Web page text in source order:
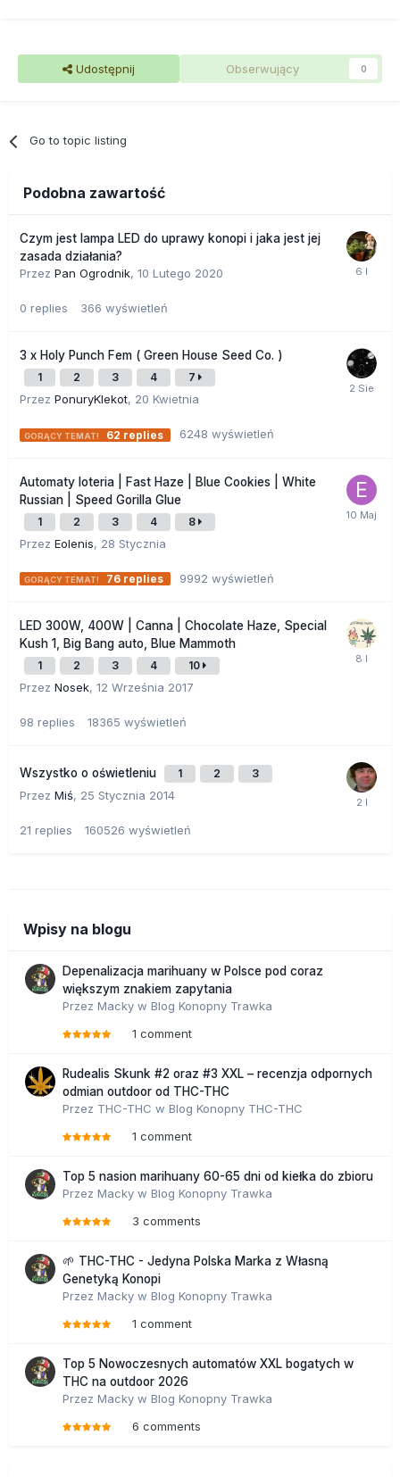
Udostępnij Obserwujący 0
Go to topic listing
Podobna zawartość
Czym jest lampa LED do uprawy konopi i jaka jest jej
zasada działania?
Przez Pan Ogrodnik, 10 Lutego 2020
0 replies 366 wyświetleń
3 x Holy Punch Fem ( Green House Seed Co. )
1 2 3 4 7
Przez PonuryKlekot, 20 Kwietnia
62 replies 6248 wyświetleń
Automaty loteria | Fast Haze | Blue Cookies | White
Russian | Speed Gorilla Glue
1 2 3 4 8
Przez Eolenis, 28 Stycznia
76 replies 9992 wyświetleń
LED 300W, 400W | Canna | Chocolate Haze, Special
Kush 1, Big Bang auto, Blue Mammoth
1 2 3 4 10
Przez Nosek, 12 Września 2017
98 replies 18365 wyświetleń
Wszystko o oświetleniu 1 2 3
Przez Miś, 25 Stycznia 2014
21 replies 160526 wyświetleń
Wpisy na blogu
Depenalizacja marihuany w Polsce pod coraz
większym znakiem zapytania
Przez Macky w Blog Konopny Trawka
1 comment
Rudealis Skunk #2 oraz #3 XXL – recenzja odpornych
odmian outdoor od THC-THC
Przez THC-THC w Blog Konopny THC-THC
1 comment
Top 5 nasion marihuany 60-65 dni od kiełka do zbioru
Przez Macky w Blog Konopny Trawka
3 comments
🌱 THC-THC - Jedyna Polska Marka z Własną
Genetyką Konopi
Przez Macky w Blog Konopny Trawka
1 comment
Top 5 Nowoczesnych automatów XXL bogatych w
THC na outdoor 2026
Przez Macky w Blog Konopny Trawka
6 comments